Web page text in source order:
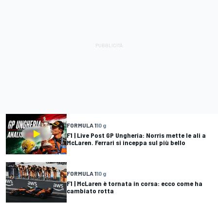
FORMULA 110 g
F1 | Live Post GP Ungheria: Norris mette le ali a
McLaren. Ferrari si inceppa sul più bello
FORMULA 110 g
F1 | McLaren è tornata in corsa: ecco come ha
cambiato rotta